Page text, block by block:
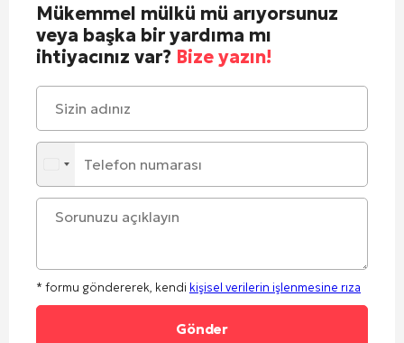
Mükemmel mülkü mü arıyorsunuz
veya başka bir yardıma mı
ihtiyacınız var? Bize yazın!
* formu göndererek, kendi kişisel verilerin işlenmesine rıza